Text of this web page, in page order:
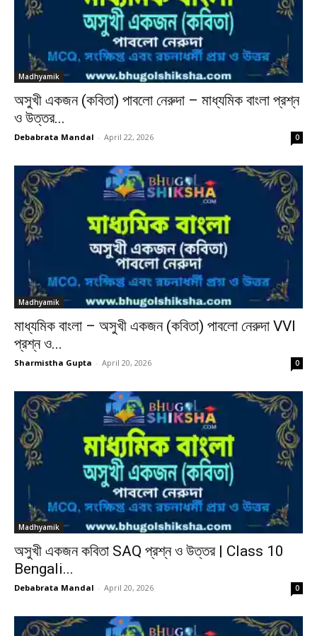
Madhyamik
অসুখী একজন (কবিতা) পাবলো নেরুদা – মাধ্যমিক বাংলা প্রশ্ন
ও উত্তর...
Debabrata Mandal - April 22, 2026 0
Madhyamik
মাধ্যমিক বাংলা – অসুখী একজন (কবিতা) পাবলো নেরুদা VVI
প্রশ্ন ও...
Sharmistha Gupta - April 20, 2026 0
Madhyamik
অসুখী একজন কবিতা SAQ প্রশ্ন ও উত্তর | Class 10
Bengali...
Debabrata Mandal - April 20, 2026 0